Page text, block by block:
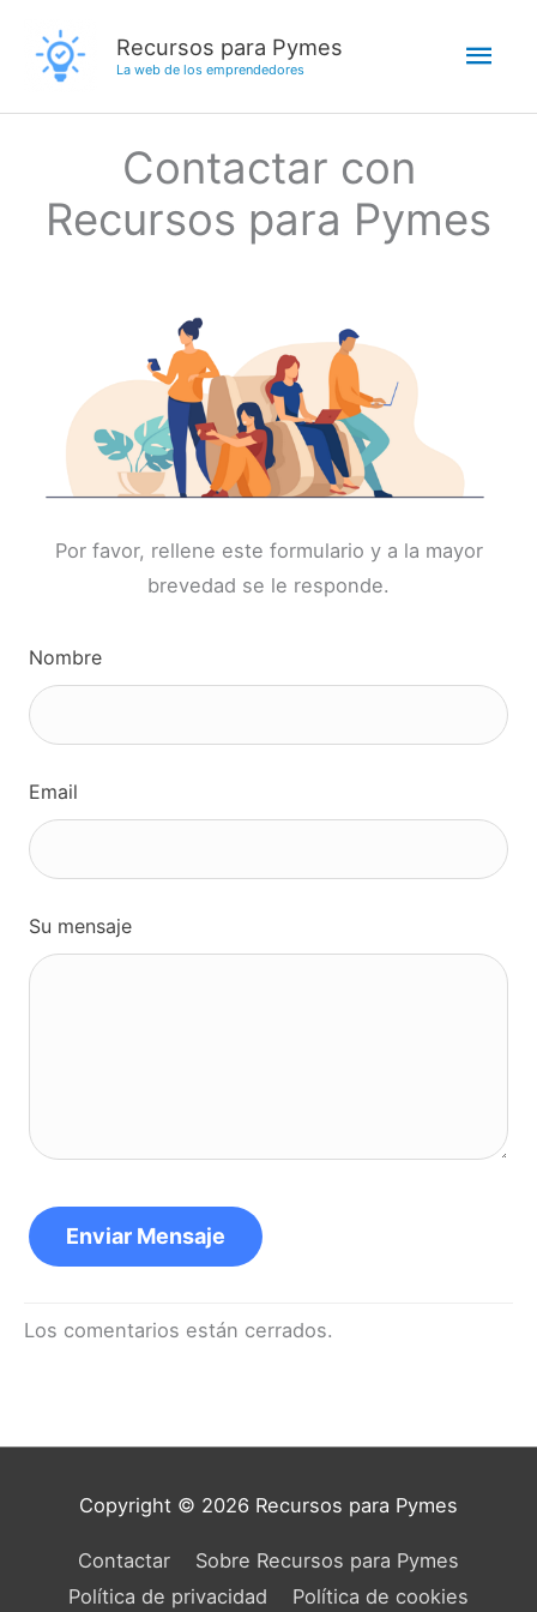
contenido
Recursos para Pymes
La web de los emprendedores
Contactar con
Recursos para Pymes
Por favor, rellene este formulario y a la mayor
brevedad se le responde.
Leave
this
field
Nombre
Email
Su mensaje
Enviar Mensaje
Los comentarios están cerrados.
Copyright © 2026 Recursos para Pymes
Contactar
Sobre Recursos para Pymes
Política de privacidad
Política de cookies